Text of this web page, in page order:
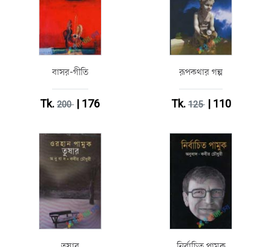
বাসর-গীতি
Tk.200| 176
রূপকথার গল্প
Tk.125| 110